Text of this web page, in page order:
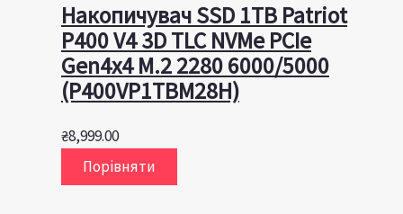
Накопичувач SSD 1TB Patriot
P400 V4 3D TLC NVMe PCIe
Gen4x4 M.2 2280 6000/5000
(P400VP1TBM28H)
₴8,999.00
Порівняти